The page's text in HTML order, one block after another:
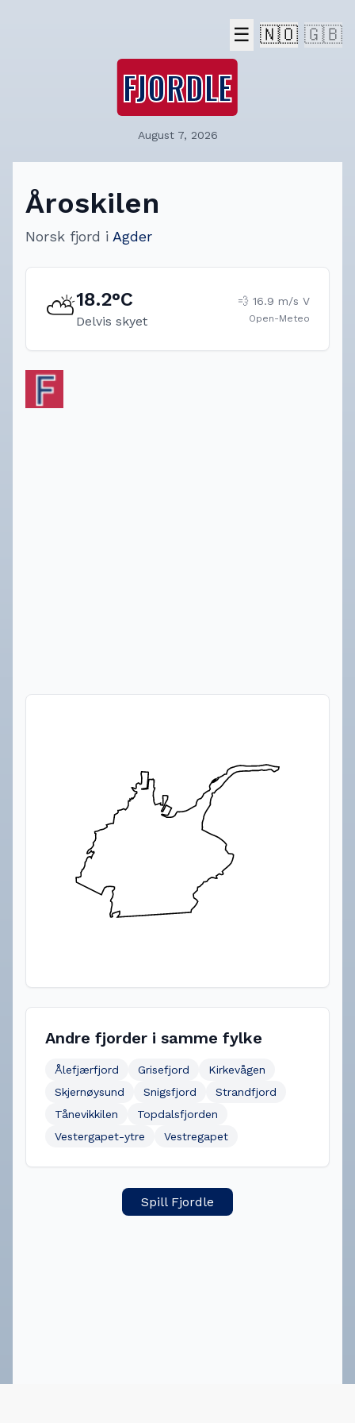
☰ 🇳🇴 🇬🇧
FJORDLE
August 7, 2026
Åroskilen
Norsk fjord i Agder
⛅18.2°C
Delvis skyet
💨 16.9 m/s V
Open-Meteo
Andre fjorder i samme fylke
Ålefjærfjord Grisefjord
Kirkevågen
Skjernøysund
Snigsfjord
Strandfjord
Tånevikkilen
Topdalsfjorden
Vestergapet-ytre
Vestregapet
Spill Fjordle